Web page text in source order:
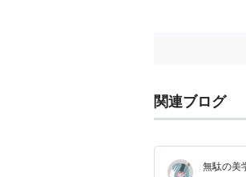
関連ブログ
無駄の美